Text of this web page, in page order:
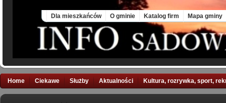
Dla mieszkańców O gminie Katalog firm Mapa gminy
Home Ciekawe Służby Aktualności Kultura, rozrywka, sport,